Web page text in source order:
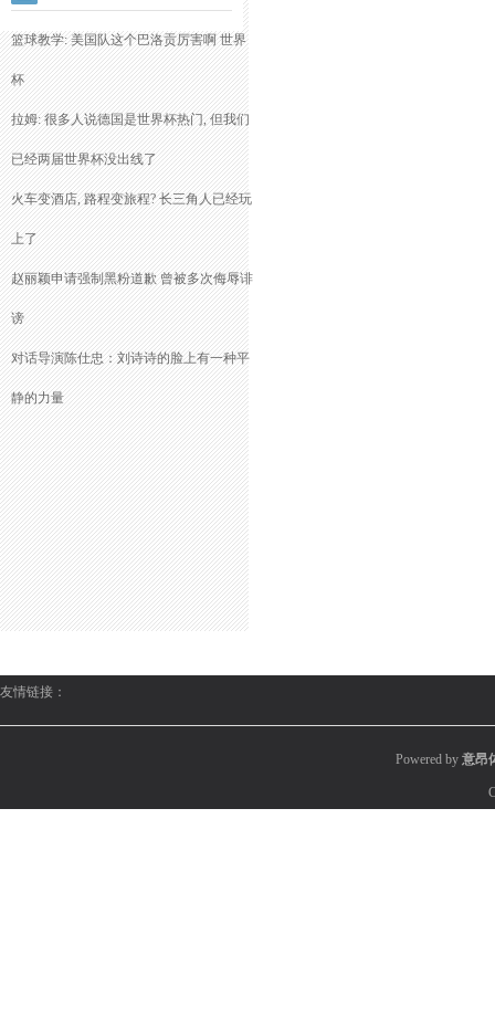
篮球教学: 美国队这个巴洛贡厉害啊 世界
杯
拉姆: 很多人说德国是世界杯热门, 但我们
已经两届世界杯没出线了
火车变酒店, 路程变旅程? 长三角人已经玩
上了
赵丽颖申请强制黑粉道歉 曾被多次侮辱诽
谤
对话导演陈仕忠：刘诗诗的脸上有一种平
静的力量
友情链接：
Powered by 意昂